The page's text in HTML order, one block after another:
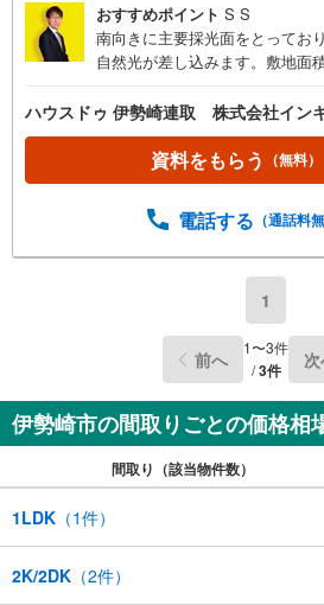
おすすめポイント S S
南向きに主要採光面をとってお
自然光が差し込みます。敷地面
車を4台駐車可能です。ご家族そ
はもちろん、ご友人が集まる際
には開放的なウッドデッキが設
い日には読書やティータイム、
1坪（106.81m2） 。1階に
適にサポートする設備として、
いるほか 、洗髪洗面化粧台や室
家事をスムーズにする機能がし
子様の通学先となる境剛志小学
m） 、境西中学校までは徒歩10
あり 、子育て世帯に大変優しい
ハウスドゥ 伊勢崎連取 株式会社イン
資料をもらう （無料）
電話する （通話料
1
前へ 1〜3件
/3件
伊勢崎市の間取りごとの価格相
間取り（該当物件数）
1LDK （1件）
2K/2DK （2件）